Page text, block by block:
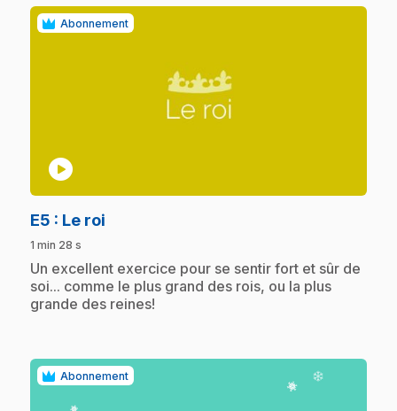
Abonnement
play_circle
E5 : Le roi
1 min 28 s
.Un excellent exercice pour se sentir fort et sûr de
soi... comme le plus grand des rois, ou la plus
grande des reines!
Abonnement